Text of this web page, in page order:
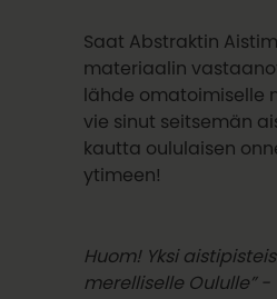
Saat Abstraktin
materiaalin
lähde omatoimiselle
vie sinut seitsemän
kautta oululaisen
ytimeen!
Huom! Yksi
merelliselle Oululle” -